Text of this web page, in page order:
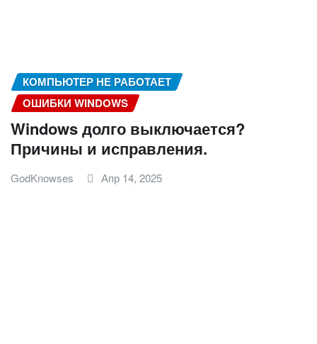
КОМПЬЮТЕР НЕ РАБОТАЕТ
ОШИБКИ WINDOWS
Windows долго выключается?
Причины и исправления.
GodKnowses Апр 14, 2025